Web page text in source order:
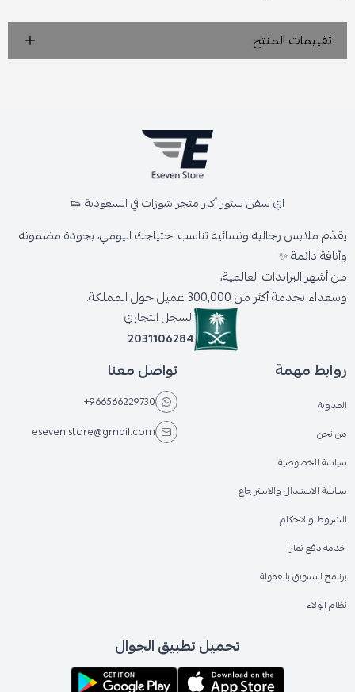
تقييمات المنتج
اي سفن ستور أكبر متجر شوزات في السعودية 👟
يقدّم ملابس رجالية ونسائية تناسب احتياجك اليومي، بجودة مضمونة
وأناقة دائمة ✨
من أشهر البراندات العالمية،
وسعداء بخدمة أكثر من 300,000 عميل حول المملكة.
السجل التجاري
2031106284
روابط مهمة
المدونة
من نحن
سياسة الخصوصية
سياسة الاستبدال والاسترجاع
الشروط والاحكام
خدمة دفع تمارا
برنامج التسويق بالعمولة
نظام الولاء
تواصل معنا
+966566229730
eseven.store@gmail.com
تحميل تطبيق الجوال